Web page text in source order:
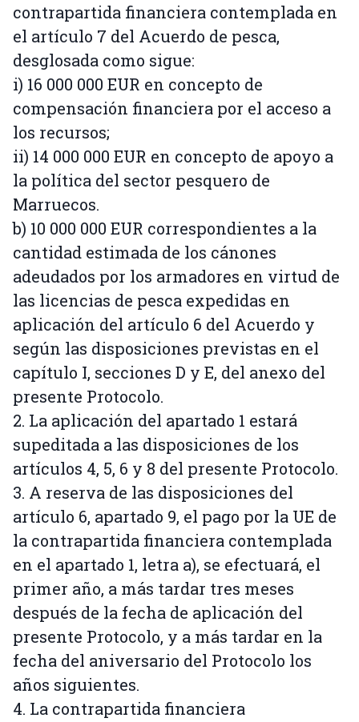
contrapartida financiera contemplada en
el artículo 7 del Acuerdo de pesca,
desglosada como sigue:
i) 16 000 000 EUR en concepto de
compensación financiera por el acceso a
los recursos;
ii) 14 000 000 EUR en concepto de apoyo a
la política del sector pesquero de
Marruecos.
b) 10 000 000 EUR correspondientes a la
cantidad estimada de los cánones
adeudados por los armadores en virtud de
las licencias de pesca expedidas en
aplicación del artículo 6 del Acuerdo y
según las disposiciones previstas en el
capítulo I, secciones D y E, del anexo del
presente Protocolo.
2. La aplicación del apartado 1 estará
supeditada a las disposiciones de los
artículos 4, 5, 6 y 8 del presente Protocolo.
3. A reserva de las disposiciones del
artículo 6, apartado 9, el pago por la UE de
la contrapartida financiera contemplada
en el apartado 1, letra a), se efectuará, el
primer año, a más tardar tres meses
después de la fecha de aplicación del
presente Protocolo, y a más tardar en la
fecha del aniversario del Protocolo los
años siguientes.
4. La contrapartida financiera